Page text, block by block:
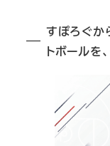
すぽろぐか
トボールを